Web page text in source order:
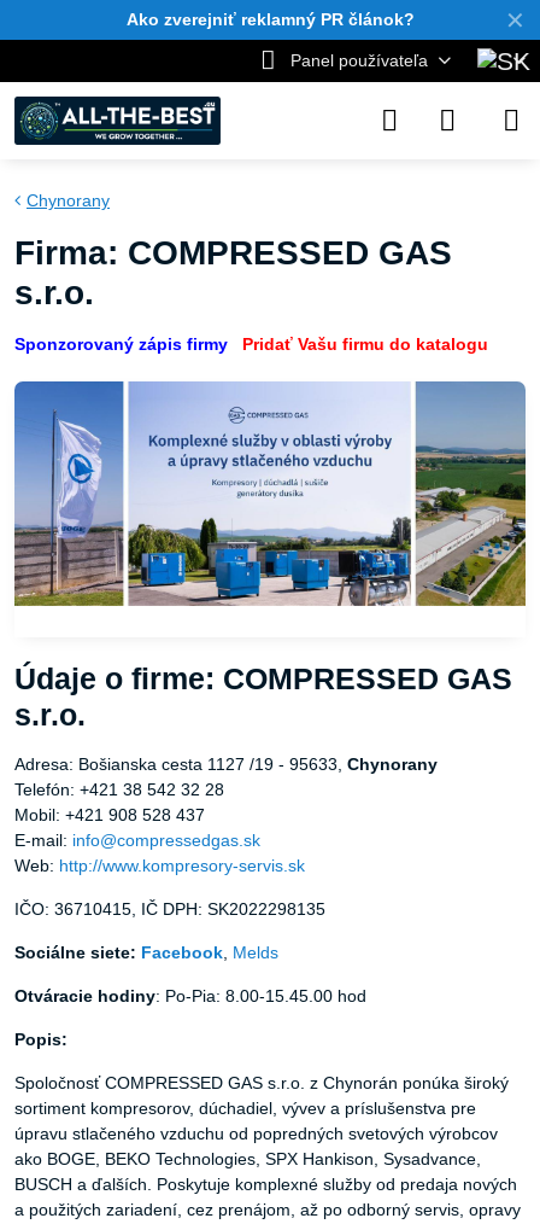
✕
Ako zverejniť reklamný PR článok?
Panel používateľa
Chynorany
Firma: COMPRESSED GAS
s.r.o.
Sponzorovaný zápis firmy Pridať Vašu firmu do katalogu
Údaje o firme: COMPRESSED GAS
s.r.o.
Adresa: Bošianska cesta 1127 /19 - 95633, Chynorany
Telefón: +421 38 542 32 28
Mobil: +421 908 528 437
E-mail: info@compressedgas.sk
Web: http://www.kompresory-servis.sk
IČO: 36710415, IČ DPH: SK2022298135
Sociálne siete: Facebook, Melds
Otváracie hodiny: Po-Pia: 8.00-15.45.00 hod
Popis:
Spoločnosť COMPRESSED GAS s.r.o. z Chynorán ponúka široký
sortiment kompresorov, dúchadiel, vývev a príslušenstva pre
úpravu stlačeného vzduchu od popredných svetových výrobcov
ako BOGE, BEKO Technologies, SPX Hankison, Sysadvance,
BUSCH a ďalších. Poskytuje komplexné služby od predaja nových
a použitých zariadení, cez prenájom, až po odborný servis, opravy